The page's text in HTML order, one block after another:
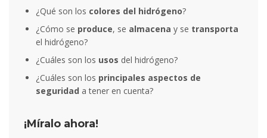
¿Qué son los colores del hidrógeno?
¿Cómo se produce, se almacena y se transporta
el hidrógeno?
¿Cuáles son los usos del hidrógeno?
¿Cuáles son los principales aspectos de
seguridad a tener en cuenta?
¡Míralo ahora!